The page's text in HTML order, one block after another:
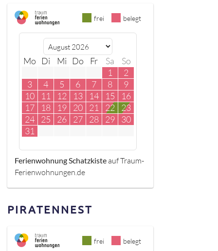
frei belegt
Mo Di Mi Do Fr Sa
So
1
2
3
4 5 6 7 8
9
10
11 12 13 14 15
16
17
18 19 20 21 22
23
24
25 26 27 28 29
30
31
Ferienwohnung Schatzkiste auf Traum-
Ferienwohnungen.de
PIRATENNEST
frei belegt